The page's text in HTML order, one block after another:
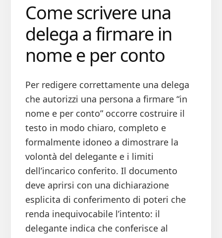
Come scrivere una
delega a firmare in
nome e per conto
Per redigere correttamente una delega
che autorizzi una persona a firmare “in
nome e per conto” occorre costruire il
testo in modo chiaro, completo e
formalmente idoneo a dimostrare la
volontà del delegante e i limiti
dell’incarico conferito. Il documento
deve aprirsi con una dichiarazione
esplicita di conferimento di poteri che
renda inequivocabile l’intento: il
delegante indica che conferisce al